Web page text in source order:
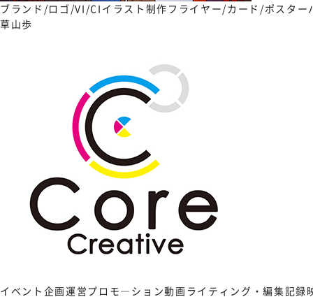
ブランド/ロゴ/VI/CI イラスト制作 フライヤー/カード/ポスター
草山歩
イベント企画運営 プロモ―ション動画 ライティング・編集記録